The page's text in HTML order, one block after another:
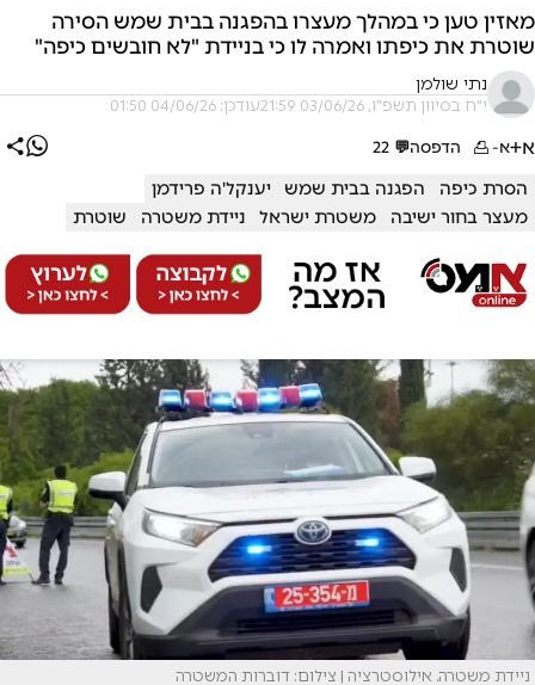
מאזין טען כי במהלך מעצרו בהפגנה בבית שמש הסירה
שוטרת את כיפתו ואמרה לו כי בניידת "לא חובשים כיפה"
נתי שולמן
י"ח בסיוון תשפ"ו, 03/06/26 21:59 עודכן: 04/06/26 01:50
א+א- הדפסה💬
22
הסרת כיפה הפגנה בבית שמש
יענקל'ה פרידמן
מעצר בחור ישיבה
משטרת ישראל ניידת משטרה שוטרת
ניידת משטרה. אילוסטרציה | צילום: דוברות המשטרה